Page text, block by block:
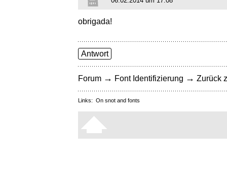
obrigada!
Antwort
Forum → Font Identifizierung → Zurück
Links: On snot and fonts